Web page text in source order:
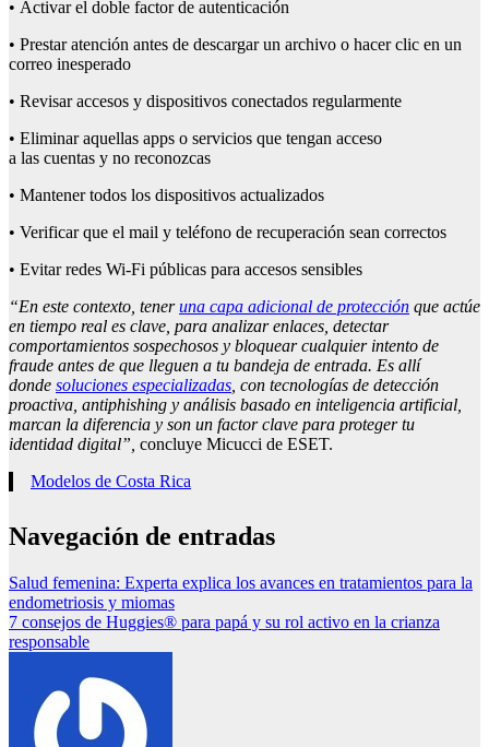
• Activar el doble factor de autenticación
• Prestar atención antes de descargar un archivo o hacer clic en un
correo inesperado
• Revisar accesos y dispositivos conectados regularmente
• Eliminar aquellas apps o servicios que tengan acceso
a las cuentas y no reconozcas
• Mantener todos los dispositivos actualizados
• Verificar que el mail y teléfono de recuperación sean correctos
• Evitar redes Wi-Fi públicas para accesos sensibles
“En este contexto, teneruna capa adicional de protección que actúe
en tiempo real es clave, para analizar enlaces, detectar
comportamientos sospechosos y bloquear cualquier intento de
fraude antes de que lleguen a tu bandeja de entrada. Es allí
donde soluciones especializadas, con tecnologías de detección
proactiva, antiphishing y análisis basado en inteligencia artificial,
marcan la diferencia y son un factor clave para proteger tu
identidad digital”, concluye Micucci de ESET.
Modelos de Costa Rica
Navegación de entradas
Salud femenina: Experta explica los avances en tratamientos para la
endometriosis y miomas
7 consejos de Huggies® para papá y su rol activo en la crianza
responsable